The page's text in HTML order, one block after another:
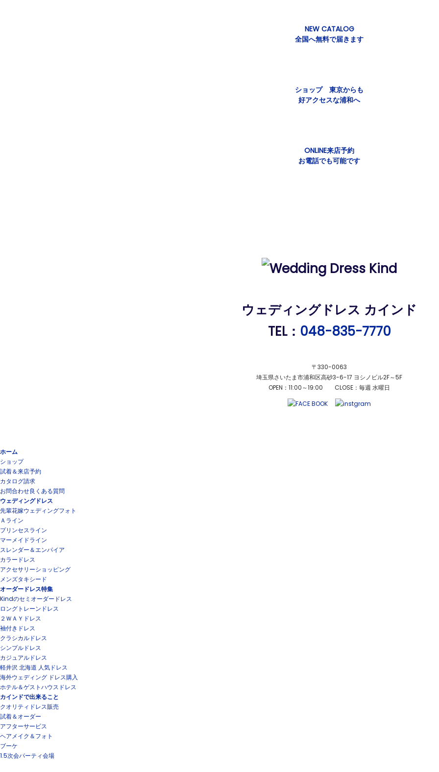
NEW CATALOG
全国へ無料で届きます
ショップ 東京からも
好アクセスな浦和へ
ONLINE来店予約
お電話でも可能です
ウェディングドレス カインド
TEL： 048-835-7770
〒330-0063
埼玉県さいたま市浦和区高砂3-6-17 ヨシノビル2F～5F
OPEN：11:00～19:00 CLOSE：毎週 水曜日
ホーム
ショップ
試着＆来店予約
カタログ請求
お問合わせ良くある質問
ウェディングドレス
先輩花嫁ウェディングフォト
Ａライン
プリンセスライン
マーメイドライン
スレンダー＆エンパイア
カラードレス
アクセサリーショッピング
メンズタキシード
オーダードレス特集
Kindのセミオーダードレス
ロングトレーンドレス
２ＷＡＹドレス
袖付きドレス
クラシカルドレス
シンプルドレス
カジュアルドレス
軽井沢 北海道 人気ドレス
海外ウェディング ドレス購入
ホテル＆ゲストハウスドレス
カインドで出来ること
クオリティドレス販売
試着＆オーダー
アフターサービス
ヘアメイク＆フォト
ブーケ
1.5次会パーティ会場